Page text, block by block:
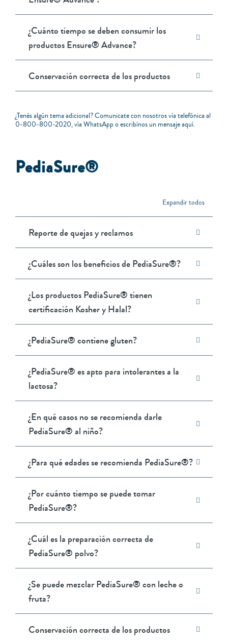
¿Cuánto tiempo se deben consumir los
productos Ensure® Advance?
Conservación correcta de los productos
¿Tenés algún tema adicional? Comunicate con nosotros vía telefónica al
0-800-800-2020, vía WhatsApp o escribínos un mensajeaquí.
PediaSure®
Expandir todos
Reporte de quejas y reclamos
¿Cuáles son los beneficios de PediaSure®?
¿Los productos PediaSure® tienen
certificación Kosher y Halal?
¿PediaSure® contiene gluten?
¿PediaSure® es apto para intolerantes a la
lactosa?
¿En qué casos no se recomienda darle
PediaSure® al niño?
¿Para qué edades se recomienda PediaSure®?
¿Por cuánto tiempo se puede tomar
PediaSure®?
¿Cuál es la preparación correcta de
PediaSure® polvo?
¿Se puede mezclar PediaSure® con leche o
fruta?
Conservación correcta de los productos